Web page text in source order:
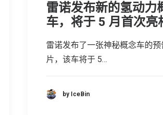
雷诺发布新的氢动力
车，将于 5 月首次亮
雷诺发布了一张神秘概念车的预
片，该车将于 5…
by IceBin